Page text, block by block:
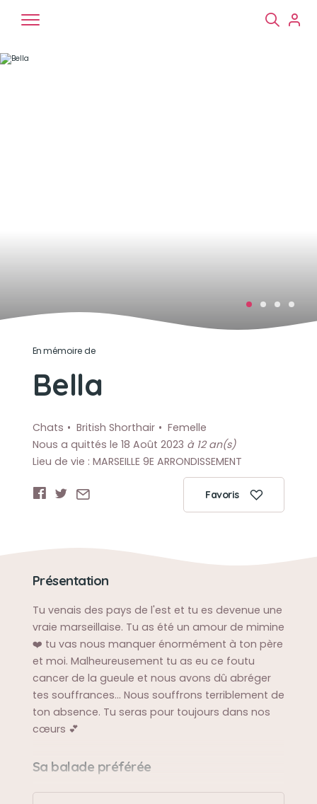
En mémoire de
Bella
Chats British Shorthair
Femelle
Nous a quittés le 18 Août 2023 à 12 an(s)
Lieu de vie : MARSEILLE 9E ARRONDISSEMENT
Favoris
Présentation
Tu venais des pays de l'est et tu es devenue une
vraie marseillaise. Tu as été un amour de mimine
❤️ tu vas nous manquer énormément à ton père
et moi. Malheureusement tu as eu ce foutu
cancer de la gueule et nous avons dû abréger
tes souffrances... Nous souffrons terriblement de
ton absence. Tu seras pour toujours dans nos
cœurs 💕
Sa balade préférée
L'arbre à chat et les chasses sur la terrasse. Une